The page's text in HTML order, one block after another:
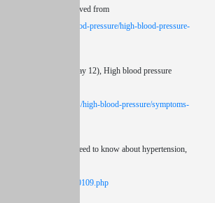
. Retrieved from
health-topics/high-blood-pressure/high-blood-pressure-
(2018, May 12), High blood pressure
diseases-conditions/high-blood-pressure/symptoms-
21), Everything you need to know about hypertension,
articles/150109.php